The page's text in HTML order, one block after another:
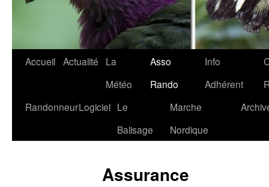
Accueil Actualité
La
Météo
Asso
Rando
Info
Adhérent
RandonneurLogiciel Le
Balisage
Marche
Nordique
Assurance